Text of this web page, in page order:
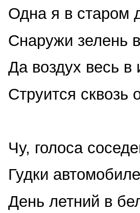
Одна я в старом
Снаружи зелень
Да воздух весь в
Струится сквозь
Чу, голоса
Гудки
День летний в